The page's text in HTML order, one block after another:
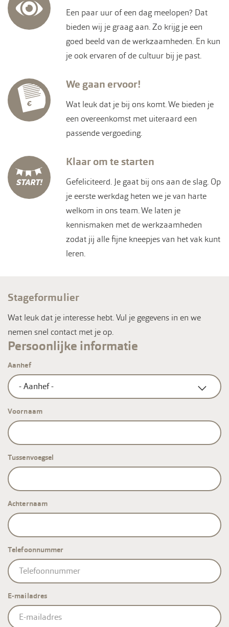
Een paar uur of een dag meelopen? Dat
bieden wij je graag aan. Zo krijg je een
goed beeld van de werkzaamheden. En kun
je ook ervaren of de cultuur bij je past.
We gaan ervoor!
Wat leuk dat je bij ons komt. We bieden je
een overeenkomst met uiteraard een
passende vergoeding.
Klaar om te starten
Gefeliciteerd. Je gaat bij ons aan de slag. Op
je eerste werkdag heten we je van harte
welkom in ons team. We laten je
kennismaken met de werkzaamheden
zodat jij alle fijne kneepjes van het vak kunt
leren.
Stageformulier
Wat leuk dat je interesse hebt. Vul je gegevens in en we
nemen snel contact met je op.
Persoonlijke informatie
Aanhef
Voornaam
Tussenvoegsel
Achternaam
Telefoonnummer
E-
mailadres
E-mailadres